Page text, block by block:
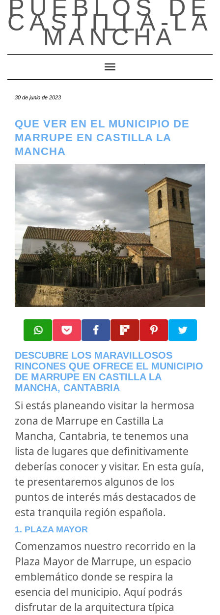
contenido
PUEBLOS DE
CASTILLA-LA
MANCHA
Cambiar modo de navegación
30 de junio de 2023
QUE VER EN EL MUNICIPIO DE
MARRUPE EN CASTILLA LA
MANCHA
DESCUBRE LOS MARAVILLOSOS
RINCONES QUE OFRECE EL MUNICIPIO
DE MARRUPE EN CASTILLA LA
MANCHA, CANTABRIA
Si estás planeando visitar la hermosa
zona de Marrupe en Castilla La
Mancha, Cantabria, te tenemos una
lista de lugares que definitivamente
deberías conocer y visitar. En esta guía,
te presentaremos algunos de los
puntos de interés más destacados de
esta tranquila región española.
1. PLAZA MAYOR
Comenzamos nuestro recorrido en la
Plaza Mayor de Marrupe, un espacio
emblemático donde se respira la
esencia del municipio. Aquí podrás
disfrutar de la arquitectura típica